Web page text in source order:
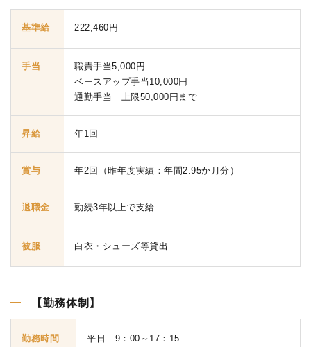
基準給 222,460円
手当
職責手当5,000円
ベースアップ手当10,000円
通勤手当 上限50,000円まで
昇給 年1回
賞与 年2回（昨年度実績：年間2.95か月分）
退職金 勤続3年以上で支給
被服 白衣・シューズ等貸出
【勤務体制】
勤務時間
平日 9：00～17：15